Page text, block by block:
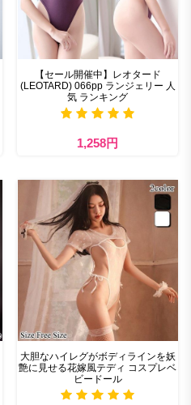
【セール開催中】レオタード
(LEOTARD) 066pp ランジェリー 人
気 ランキング
1,258円
大胆なハイレグがボディラインを妖
艶に見せる花嫁風テディ コスプレベ
ビードール